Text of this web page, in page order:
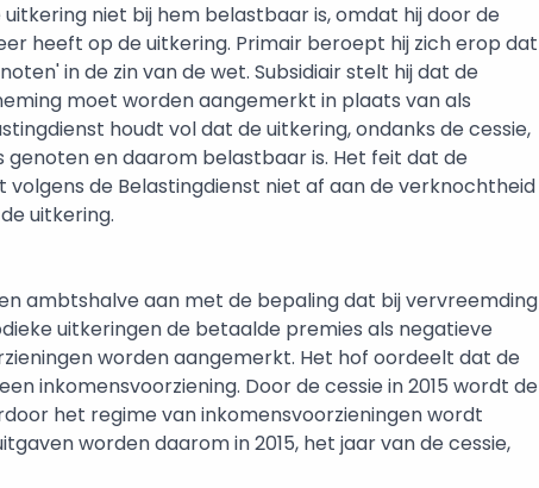
niet bij hem belastbaar is, omdat hij door de
heeft op de uitkering. Primair beroept hij zich erop dat
in de zin van de wet. Subsidiair stelt hij dat de
moet worden aangemerkt in plaats van als
houdt vol dat de uitkering, ondanks de cessie,
en daarom belastbaar is. Het feit dat de
volgens de Belastingdienst niet af aan de verknochtheid
uitkering.
ambtshalve aan met de bepaling dat bij vervreemding
uitkeringen de betaalde premies als negatieve
worden aangemerkt. Het hof oordeelt dat de
inkomensvoorziening. Door de cessie in 2015 wordt de
het regime van inkomensvoorzieningen wordt
worden daarom in 2015, het jaar van de cessie,